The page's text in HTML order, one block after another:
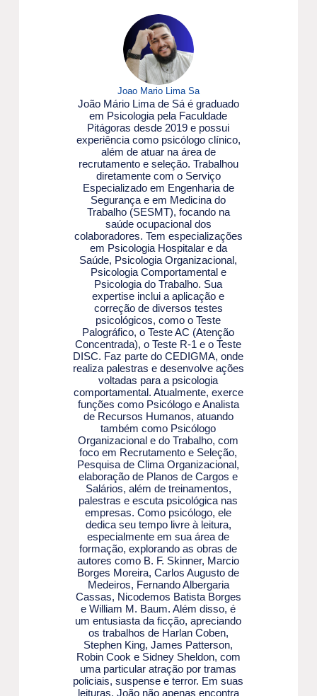
Joao Mario Lima Sa
João Mário Lima de Sá é graduado
em Psicologia pela Faculdade
Pitágoras desde 2019 e possui
experiência como psicólogo clínico,
além de atuar na área de
recrutamento e seleção. Trabalhou
diretamente com o Serviço
Especializado em Engenharia de
Segurança e em Medicina do
Trabalho (SESMT), focando na
saúde ocupacional dos
colaboradores. Tem especializações
em Psicologia Hospitalar e da
Saúde, Psicologia Organizacional,
Psicologia Comportamental e
Psicologia do Trabalho. Sua
expertise inclui a aplicação e
correção de diversos testes
psicológicos, como o Teste
Palográfico, o Teste AC (Atenção
Concentrada), o Teste R-1 e o Teste
DISC. Faz parte do CEDIGMA, onde
realiza palestras e desenvolve ações
voltadas para a psicologia
comportamental. Atualmente, exerce
funções como Psicólogo e Analista
de Recursos Humanos, atuando
também como Psicólogo
Organizacional e do Trabalho, com
foco em Recrutamento e Seleção,
Pesquisa de Clima Organizacional,
elaboração de Planos de Cargos e
Salários, além de treinamentos,
palestras e escuta psicológica nas
empresas. Como psicólogo, ele
dedica seu tempo livre à leitura,
especialmente em sua área de
formação, explorando as obras de
autores como B. F. Skinner, Marcio
Borges Moreira, Carlos Augusto de
Medeiros, Fernando Albergaria
Cassas, Nicodemos Batista Borges
e William M. Baum. Além disso, é
um entusiasta da ficção, apreciando
os trabalhos de Harlan Coben,
Stephen King, James Patterson,
Robin Cook e Sidney Sheldon, com
uma particular atração por tramas
policiais, suspense e terror. Em suas
leituras, João não apenas encontra